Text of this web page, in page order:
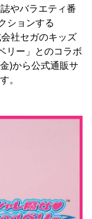
やバラエティ番
ションする
社セガのキッズ
リー」とのコラボ
)から公式通販サ
。